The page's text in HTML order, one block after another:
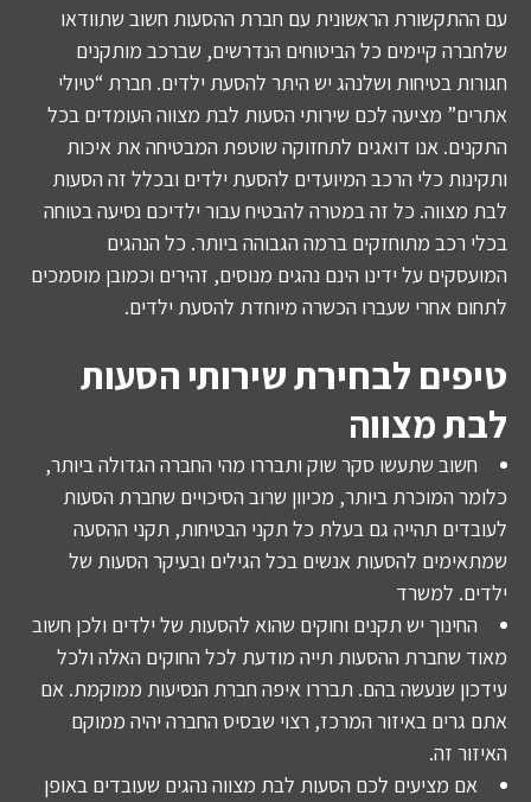
עם ההתקשורת הראשונית עם חברת ההסעות חשוב שתוודאו
שלחברה קיימים כל הביטוחים הנדרשים, שברכב מותקנים
חגורות בטיחות ושלנהג יש היתר להסעת ילדים. חברת “טיולי
אתרים” מציעה לכם שירותי הסעות לבת מצווה העומדים בכל
התקנים. אנו דואגים לתחזוקה שוטפת המבטיחה את איכות
ותקינות כלי הרכב המיועדים להסעת ילדים ובכלל זה הסעות
לבת מצווה. כל זה במטרה להבטיח עבור ילדיכם נסיעה בטוחה
בכלי רכב מתוחזקים ברמה הגבוהה ביותר. כל הנהגים
המועסקים על ידינו הינם נהגים מנוסים, זהירים וכמובן מוסמכים
לתחום אחרי שעברו הכשרה מיוחדת להסעת ילדים.
טיפים לבחירת שירותי הסעות
לבת מצווה
חשוב שתעשו סקר שוק ותבררו מהי החברה הגדולה ביותר,
כלומר המוכרת ביותר, מכיוון שרוב הסיכויים שחברת הסעות
לעובדים תהייה גם בעלת כל תקני הבטיחות, תקני ההסעה
שמתאימים להסעות אנשים בכל הגילים ובעיקר הסעות של
ילדים. למשרד
החינוך יש תקנים וחוקים שהוא להסעות של ילדים ולכן חשוב
מאוד שחברת ההסעות תייה מודעת לכל החוקים האלה ולכל
עידכון שנעשה בהם. תבררו איפה חברת הנסיעות ממוקמת. אם
אתם גרים באיזור המרכז, רצוי שבסיס החברה יהיה ממוקם
האיזור זה.
אם מציעים לכם הסעות לבת מצווה נהגים שעובדים באופן